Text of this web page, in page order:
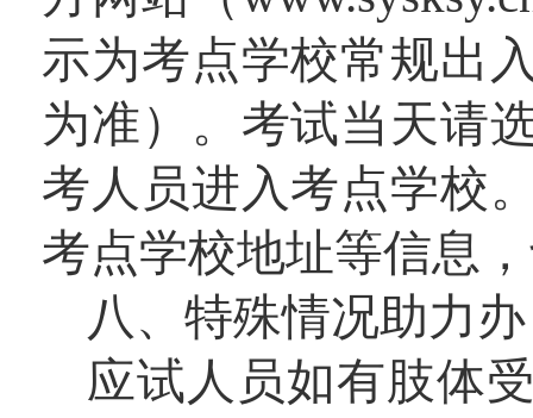
示为考点学校常规出
为准）。考试当天请
考人员进入考点学校
考点学校地址等信息
八、特殊情况助力办
应试人员如有肢体